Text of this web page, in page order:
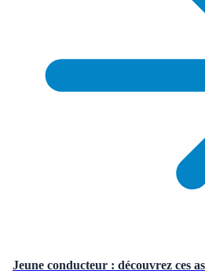
Jeune conducteur : découvrez ces